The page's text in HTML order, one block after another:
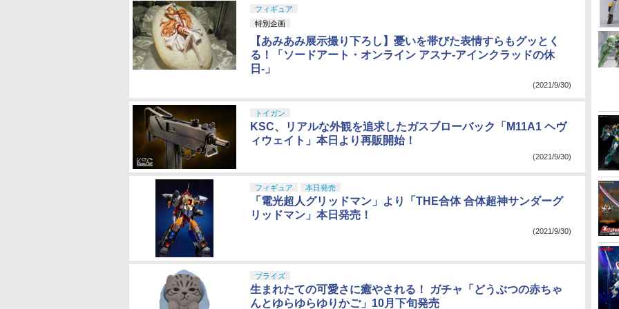
フィギュア
特別企画
【あみあみ展示撮り下ろし】憂いを帯びた表情すらもグッとく
る！「ソードアート・オンライン アスナ-アインクラッドの休
日-」
(2021/9/30)
トイガン
KSC、リアルな外観を追求したガスブローバック「M11A1 ヘヴ
ィウェイト」本日より再販開始！
(2021/9/30)
フィギュア 本日発売
「電光超人グリッドマン」より「THE合体 合体超神サンダーグ
リッドマン」本日発売！
(2021/9/30)
プライズ
生まれたての可愛さに癒やされる！ ガチャ「どうぶつの赤ちゃ
んとゆらゆらゆりかご」10月下旬発売